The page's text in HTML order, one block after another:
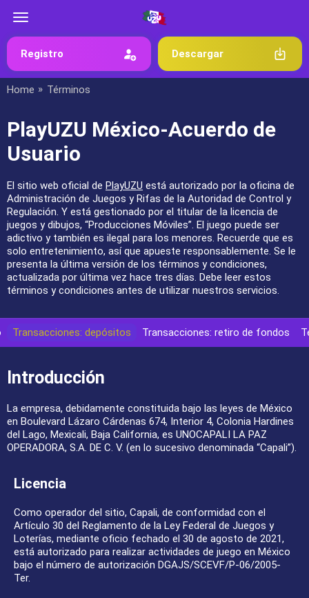
Registro Descargar
Home » Términos
PlayUZU México-Acuerdo de
Usuario
El sitio web oficial de PlayUZU está autorizado por la oficina de
Administración de Juegos y Rifas de la Autoridad de Control y
Regulación. Y está gestionado por el titular de la licencia de
juegos y dibujos, “Producciones Móviles”. El juego puede ser
adictivo y también es ilegal para los menores. Recuerde que es
solo entretenimiento, así que apueste responsablemente. Se le
presenta la última versión de los términos y condiciones,
actualizada por última vez hace tres días. Debe leer estos
términos y condiciones antes de utilizar nuestros servicios.
Transacciones: depósitos Transacciones: retiro de fondos
Introducción
La empresa, debidamente constituida bajo las leyes de México
en Boulevard Lázaro Cárdenas 674, Interior 4, Colonia Hardines
del Lago, Mexicali, Baja California, es UNOCAPALI LA PAZ
OPERADORA, S.A. DE C. V. (en lo sucesivo denominada “Capali”).
Licencia
Como operador del sitio, Capali, de conformidad con el
Artículo 30 del Reglamento de la Ley Federal de Juegos y
Loterías, mediante oficio fechado el 30 de agosto de 2021,
está autorizado para realizar actividades de juego en México
bajo el número de autorización DGAJS/SCEVF/P-06/2005-
Ter.